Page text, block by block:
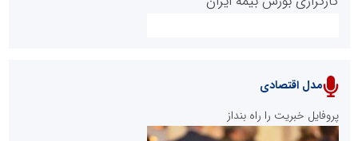
پایگاه خبری نهضت ملی مسکن
مدل اقتصادی
پروفایل خبریت را راه بنداز